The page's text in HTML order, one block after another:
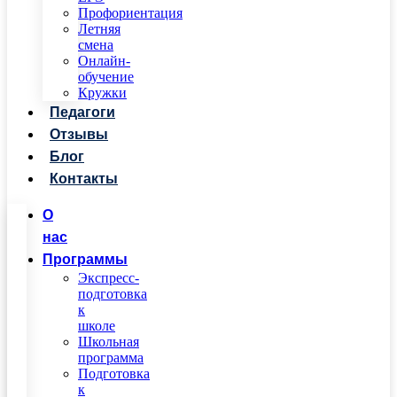
Профориентация
Летняя
смена
Онлайн-
обучение
Кружки
Педагоги
Отзывы
Блог
Контакты
О
нас
Программы
Экспресс-
подготовка
к
школе
Школьная
программа
Подготовка
к